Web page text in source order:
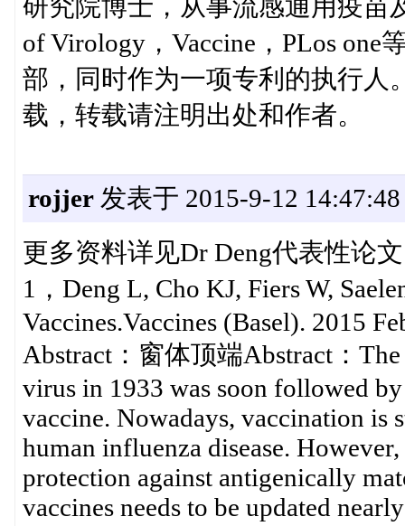
研究院博士，从事流感通用疫苗
of Virology，Vaccine，PLos
部，同时作为一项专利的执行人
载，转载请注明出处和作者。
rojjer发表于 2015-9-12 14:47:48
更多资料详见Dr Deng代表性论
1，Deng L, Cho KJ, Fiers W,
Vaccines.Vaccines (Basel). 2015
Abstract：窗体顶端Abstract：
virus in 1933 was soon followed
vaccine. Nowadays, vaccination is
human influenza disease.
protection against antigenically
vaccines needs to be updated